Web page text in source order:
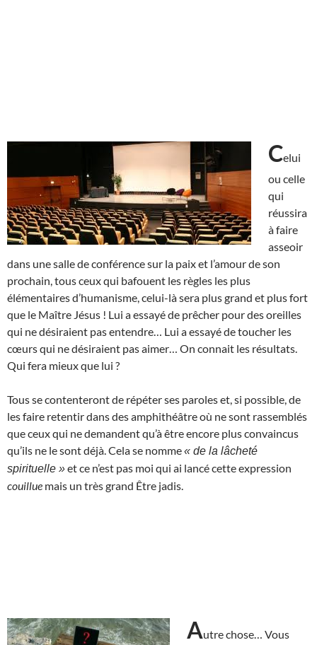
Celui
ou celle
qui
réussira
à faire
asseoir
dans une salle de conférence sur la paix et l’amour de son
prochain, tous ceux qui bafouent les règles les plus
élémentaires d’humanisme, celui-là sera plus grand et plus fort
que le Maître Jésus ! Lui a essayé de prêcher pour des oreilles
qui ne désiraient pas entendre… Lui a essayé de toucher les
cœurs qui ne désiraient pas aimer… On connait les résultats.
Qui fera mieux que lui ?
Tous se contenteront de répéter ses paroles et, si possible, de
les faire retentir dans des amphithéâtre où ne sont rassemblés
que ceux qui ne demandent qu’à être encore plus convaincus
qu’ils ne le sont déjà. Cela se nomme« de la lâcheté
spirituelle »et ce n’est pas moi qui ai lancé cette expression
couillue mais un très grand Être jadis.
Autre chose… Vous